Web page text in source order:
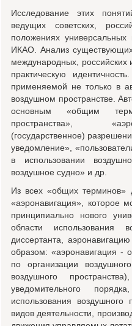
Исследование этих
ведущих советских,
положениях
ИКАО. Анализ
международных, российских
практическую
применяемой не только в
воздушном пространстве.
основным «общим
пространства»,
(государственное)
уведомление»,
в использовании
воздушное судно» и др.
Из всех «общих терминов»
«аэронавигация», которое
принципиально нового
области использования
диссертанта,
образом: «аэронавигация -
по организации
воздушного
уведомительного
использования
видов деятельности,